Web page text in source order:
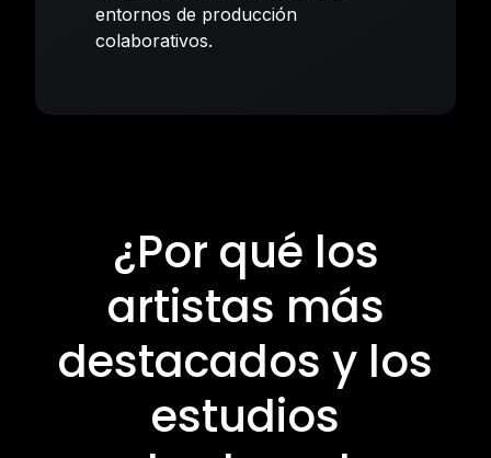
entornos de producción
colaborativos.
¿Por qué los
artistas más
destacados y los
estudios